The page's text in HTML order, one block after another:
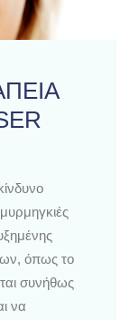
όπως το
συνήθως
να